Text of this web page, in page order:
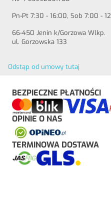
Pn-Pt 7:30 - 16:00, Sob 7:00 -
66-450 Jenin k/Gorzowa Wlkp.
ul. Gorzowska 133
Odstąp od umowy tutaj
BEZPIECZNE PŁATNOŚCI
OPINIE O NAS
TERMINOWA DOSTAWA